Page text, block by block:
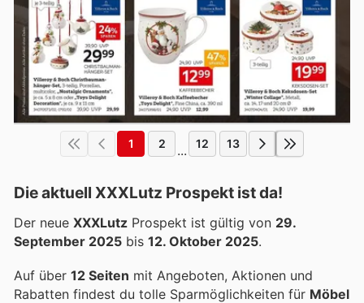
1 2 ... 12 13
Die aktuell XXXLutz Prospekt ist da!
Der neue XXXLutz Prospekt ist gültig von 29.
September 2025 bis 12. Oktober 2025.
Auf über 12 Seiten mit Angeboten, Aktionen und
Rabatten findest du tolle Sparmöglichkeiten für Möbel